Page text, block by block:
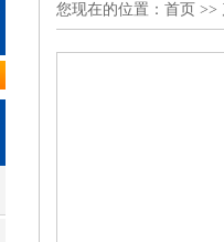
您现在的位置： 首页 >>